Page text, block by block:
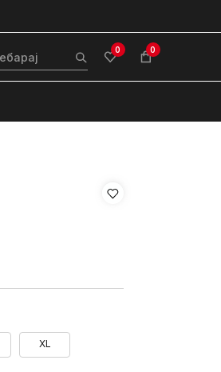
0 0
XL